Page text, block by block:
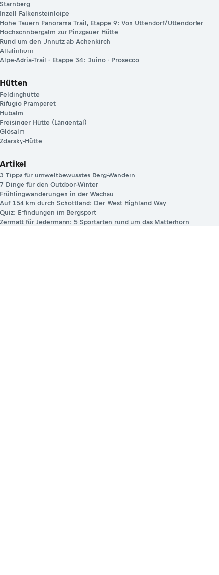
Starnberg
Inzell Falkensteinloipe
Hohe Tauern Panorama Trail, Etappe 9: Von Uttendorf/Uttendorfer
Hochsonnbergalm zur Pinzgauer Hütte
Rund um den Unnutz ab Achenkirch
Allalinhorn
Alpe-Adria-Trail - Etappe 34: Duino - Prosecco
Hütten
Feldinghütte
Rifugio Pramperet
Hubalm
Freisinger Hütte (Längental)
Glösalm
Zdarsky-Hütte
Artikel
3 Tipps für umweltbewusstes Berg-Wandern
7 Dinge für den Outdoor-Winter
Frühlingwanderungen in der Wachau
Auf 154 km durch Schottland: Der West Highland Way
Quiz: Erfindungen im Bergsport
Zermatt für Jedermann: 5 Sportarten rund um das Matterhorn